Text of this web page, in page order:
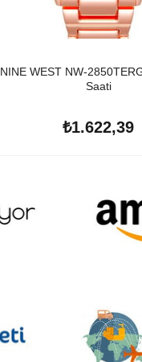
NINE WEST NW-
Saati
₺1.622,39